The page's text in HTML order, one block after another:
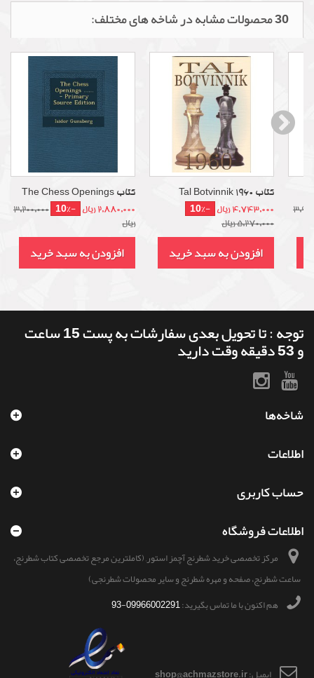
30 محصولات مشابه در شاخه های مختلف:
کتاب The Chess Openings
2,880,000 ریال -10%
3,200,000
ریال
افزودن به سبد خرید
کتاب Tal Botvinnik 1960
4,743,000 ریال -10%
5,270,000 ریال
افزودن به سبد خرید
توجه : تا تحویل بعدی سفارشات به پست 15 ساعت
و 53 دقیقه وقت دارید
شاخه‌ها
اطلاعات
حساب کاربری
اطلاعات فروشگاه
مرکز تخصصی خرید شطرنج آچمز استور, (کاملترین مرجع تخصصی کتاب شطرنج،
ساعت شطرنج، صفحه و مهره شطرنج و سایر محصولات شطرنجی)
هم اکنون با ما تماس بگیرید:09966002291-93